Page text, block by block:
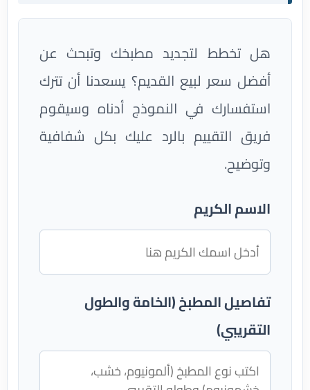
هل تخطط لتجديد مطبخك وتبحث عن
أفضل سعر لبيع القديم؟ يسعدنا أن تترك
استفسارك في النموذج أدناه وسيقوم
فريق التقييم بالرد عليك بكل شفافية
وتوضيح.
الاسم الكريم
تفاصيل المطبخ (الخامة والطول
التقريبي)